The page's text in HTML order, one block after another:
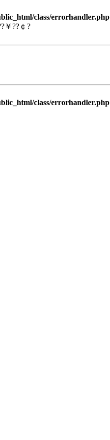
class/errorhandler.php
￥??￠?
class/errorhandler.php